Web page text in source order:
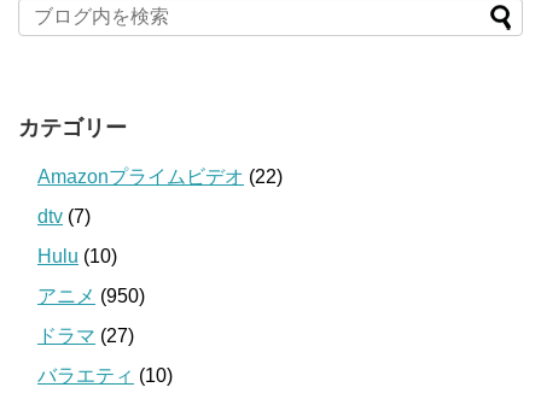
カテゴリー
Amazonプライムビデオ (22)
dtv (7)
Hulu (10)
アニメ (950)
ドラマ (27)
バラエティ (10)